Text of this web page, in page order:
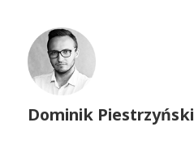
Dominik Piestrzyński